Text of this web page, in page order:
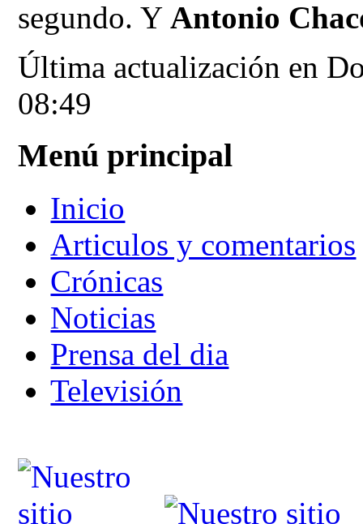
segundo. YAntonio
Última actualización en
08:49
Menú principal
Inicio
Articulos y comentarios
Crónicas
Noticias
Prensa del dia
Televisión